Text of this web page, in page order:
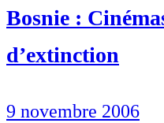
Bosnie :
d’extinction
9 novembre 2006